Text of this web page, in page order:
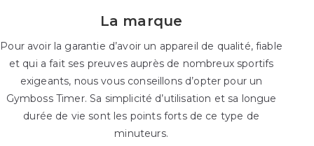
La marque
Pour avoir la garantie d’avoir un appareil de qualité, fiable
et qui a fait ses preuves auprès de nombreux sportifs
exigeants, nous vous conseillons d’opter pour un
Gymboss Timer. Sa simplicité d’utilisation et sa longue
durée de vie sont les points forts de ce type de
minuteurs.